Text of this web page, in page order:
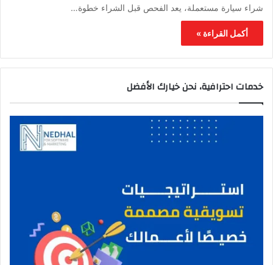
شراء سيارة مستعملة، يعد الفحص قبل الشراء خطوة…
أكمل القراءة »
خدمات احترافية، نحن خيارك الأفضل